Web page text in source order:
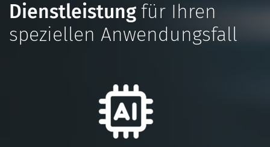
Dienstleistung für Ihren
speziellen Anwendungsfall